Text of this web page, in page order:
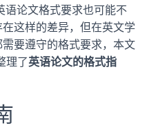
语论文格式要求也可能不
这样的差异，但在英文学
要遵守的格式要求，本文
理了英语论文的格式指